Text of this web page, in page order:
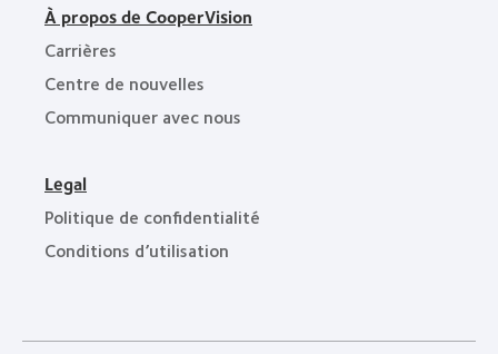
À propos de CooperVision
Carrières
Centre de nouvelles
Communiquer avec nous
Legal
Politique de confidentialité
Conditions d’utilisation